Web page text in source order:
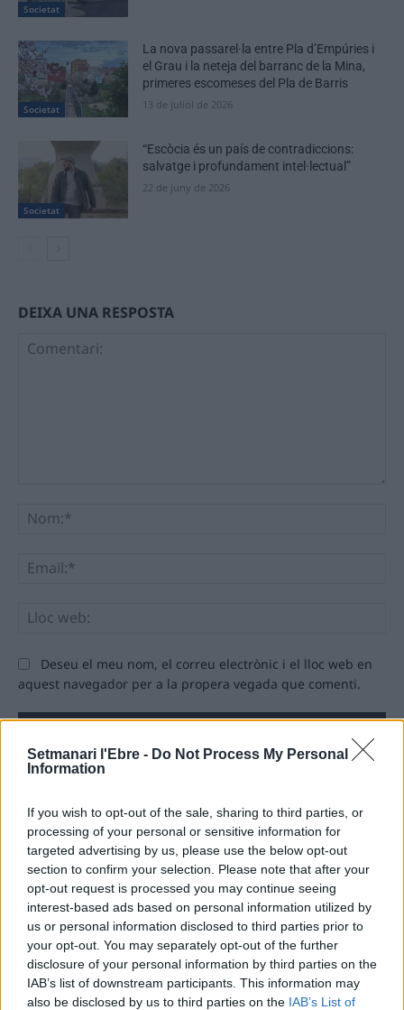
Setmanari l'Ebre - Do Not Process My Personal
Information
If you wish to opt-out of the sale, sharing to third parties, or
processing of your personal or sensitive information for
targeted advertising by us, please use the below opt-out
section to confirm your selection. Please note that after your
opt-out request is processed you may continue seeing
interest-based ads based on personal information utilized by
us or personal information disclosed to third parties prior to
your opt-out. You may separately opt-out of the further
disclosure of your personal information by third parties on the
IAB’s list of downstream participants. This information may
also be disclosed by us to third parties on the IAB’s List of
Societat
Societat
La nova passarel·la entre Pla d’Empúries i
el Grau i la neteja del barranc de la Mina,
primeres escomeses del Pla de Barris
13 de juliol de 2026
Societat
“Escòcia és un país de contradiccions:
salvatge i profundament intel·lectual”
22 de juny de 2026
DEIXA UNA RESPOSTA
Deseu el meu nom, el correu electrònic i el lloc web en
aquest navegador per a la propera vegada que comenti.
ÚLTIMES NOTÍCIES
L’Ajuntament de Tortosa amplia el
termini de les obres de l’aparcament
dels terrenys de Renfe per les altes
temperatures
7 d'agost de 2026
Amposta recupera les Cases del Castell
i culmina un projecte estratègic que